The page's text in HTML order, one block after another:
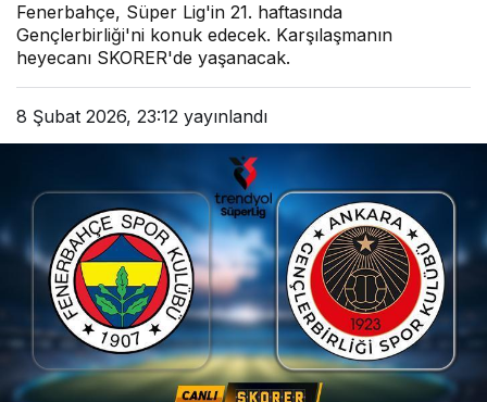
Fenerbahçe, Süper Lig'in 21. haftasında
Gençlerbirliği'ni konuk edecek. Karşılaşmanın
heyecanı SKORER'de yaşanacak.
8 Şubat 2026, 23:12 yayınlandı